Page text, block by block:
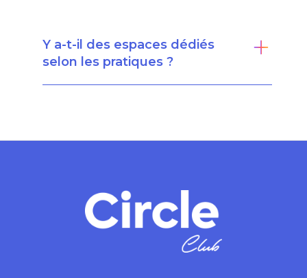
Y a-t-il des espaces dédiés
selon les pratiques ?